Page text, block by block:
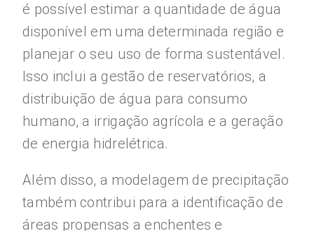
é possível estimar a quantidade de água
disponível em uma determinada região e
planejar o seu uso de forma sustentável.
Isso inclui a gestão de reservatórios, a
distribuição de água para consumo
humano, a irrigação agrícola e a geração
de energia hidrelétrica.
Além disso, a modelagem de precipitação
também contribui para a identificação de
áreas propensas a enchentes e